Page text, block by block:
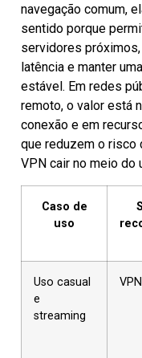
navegação comum,
sentido porque
servidores
latência e manter
estável. Em redes
remoto, o valor está
conexão e em
que reduzem o risco
VPN cair no meio do
Caso de
uso
Uso casual
e
streaming
VPN